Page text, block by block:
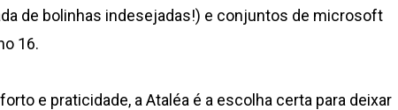
de bolinhas indesejadas!) e conjuntos de microsoft
16.
e praticidade, a Ataléa é a escolha certa para deixar